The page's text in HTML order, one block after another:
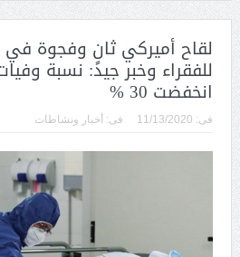
لقاح أميركي ثانٍ وفجوة في
للفقراء وخبر جيد: نسبة
انخفضت 30 %
فى: 11/13/2020 فى: أخبار ونشاطات